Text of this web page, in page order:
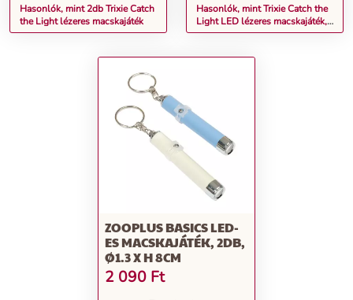
Hasonlók, mint 2db Trixie Catch
the Light lézeres macskajáték
Hasonlók, mint Trixie Catch the
Light LED lézeres macskajáték,
1db
ZOOPLUS BASICS LED-
ES MACSKAJÁTÉK, 2DB,
Ø1.3 X H 8CM
2 090 Ft